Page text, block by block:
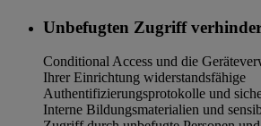
Unbefugten Zugriff
Conditional Access und die
Ihrer Einrichtung widerstandsfähige
Authentifizierungsprotokolle und
Interne Bildungsmaterialien und